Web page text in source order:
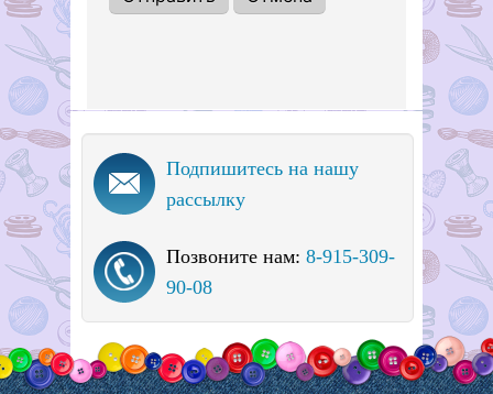
Подпишитесь на нашу
рассылку
Позвоните нам: 8-915-309-
90-08